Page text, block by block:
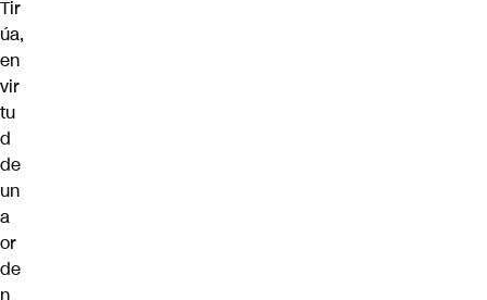
Tir
úa,
en
vir
tu
d
de
un
a
or
de